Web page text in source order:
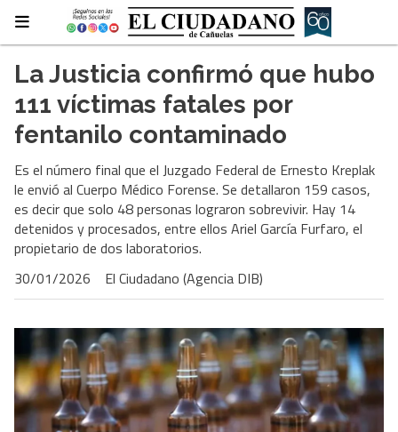
La Justicia confirmó que hubo
111 víctimas fatales por
fentanilo contaminado
Es el número final que el Juzgado Federal de Ernesto Kreplak
le envió al Cuerpo Médico Forense. Se detallaron 159 casos,
es decir que solo 48 personas lograron sobrevivir. Hay 14
detenidos y procesados, entre ellos Ariel García Furfaro, el
propietario de dos laboratorios.
30/01/2026
El Ciudadano (Agencia DIB)